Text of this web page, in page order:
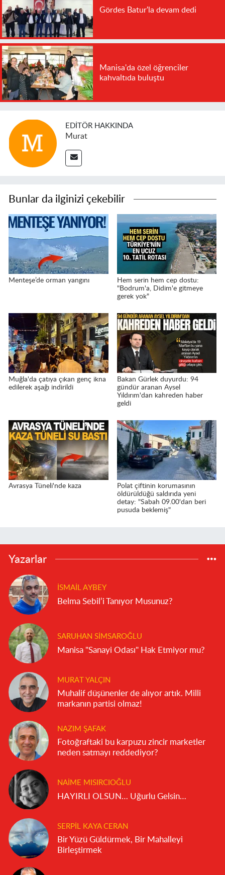
Gördes Batur'la devam dedi
Manisa'da özel öğrenciler
kahvaltıda buluştu
EDITÖR HAKKINDA
Murat
Bunlar da ilginizi çekebilir
Menteşe’de orman yangını
Hem serin hem cep dostu:
"Bodrum'a, Didim'e gitmeye
gerek yok"
Muğla'da çatıya çıkan genç ikna
edilerek aşağı indirildi
Bakan Gürlek duyurdu: 94
gündür aranan Aysel
Yıldırım'dan kahreden haber
geldi
Avrasya Tüneli'nde kaza
Polat çiftinin korumasının
öldürüldüğü saldırıda yeni
detay: "Sabah 09.00'dan beri
pusuda beklemiş"
Yazarlar
İSMAIL AYBEY
Belma Sebil’i Tanıyor Musunuz?
SARUHAN SIMSAROĞLU
Manisa "Sanayi Odası" Hak Etmiyor mu?
MURAT YALÇIN
Muhalif düşünenler de alıyor artık. Milli
markanın partisi olmaz!
NAZIM ŞAFAK
Fotoğraftaki bu karpuzu zincir marketler
neden satmayı reddediyor?
NAIME MISIRCIOĞLU
HAYIRLI OLSUN… Uğurlu Gelsin…
SERPIL KAYA CERAN
Bir Yüzü Güldürmek, Bir Mahalleyi
Birleştirmek